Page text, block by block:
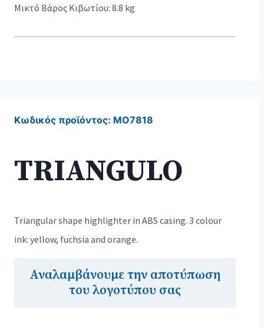
Μικτό Βάρος Κιβωτίου: 8.8 kg
Κωδικός προϊόντος: MO7818
TRIANGULO
Triangular shape highlighter in ABS casing. 3 colour
ink: yellow, fuchsia and orange.
Αναλαμβάνουμε την αποτύπωση
του λογοτύπου σας